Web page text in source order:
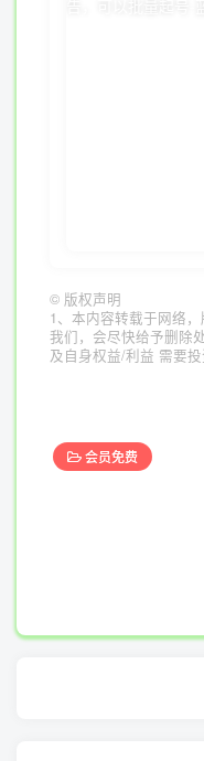
© 版权声明
1、本内容转载于网络
我们，会尽快给予删除
及自身权益/利益 需要
会员免费